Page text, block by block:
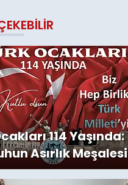
114 Yaşında:
Asırlık Meşalesi